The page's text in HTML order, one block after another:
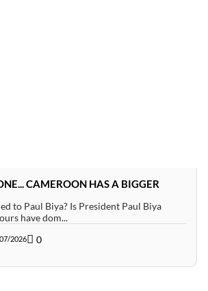
CAMEROON HAS A BIGGER
to Paul Biya? Is President Paul Biya
have dom...
2026 0